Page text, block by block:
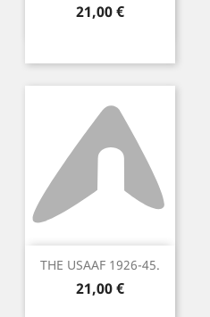
Precio
21,00 €
THE USAAF 1926-45.
Precio
21,00 €